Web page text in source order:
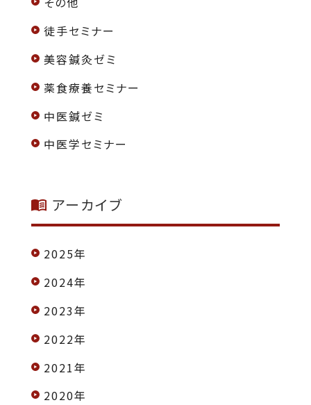
徒手セミナー
美容鍼灸ゼミ
薬食療養セミナー
中医鍼ゼミ
中医学セミナー
アーカイブ
2025年
2024年
2023年
2022年
2021年
2020年